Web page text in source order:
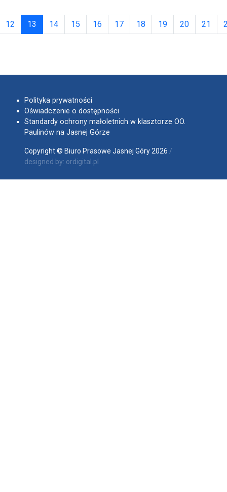
12 13 (obecna)
14 15 16 17 18 19 20 21
Copyright © Biuro Prasowe Jasnej Góry 2026 /
designed by: ordigital.pl
Polityka prywatności
Oświadczenie o dostępności
Standardy ochrony małoletnich w klasztorze OO.
Paulinów na Jasnej Górze